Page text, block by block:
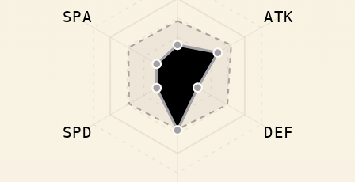
ATK
DEF
SPD
SPA